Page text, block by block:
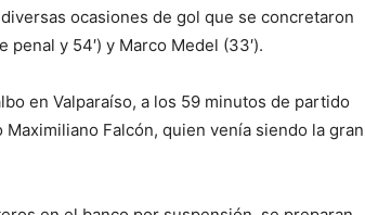
ocasiones de gol que se concretaron
y 54′) y Marco Medel (33′).
en Valparaíso, a los 59 minutos de partido
Falcón, quien venía siendo la gran